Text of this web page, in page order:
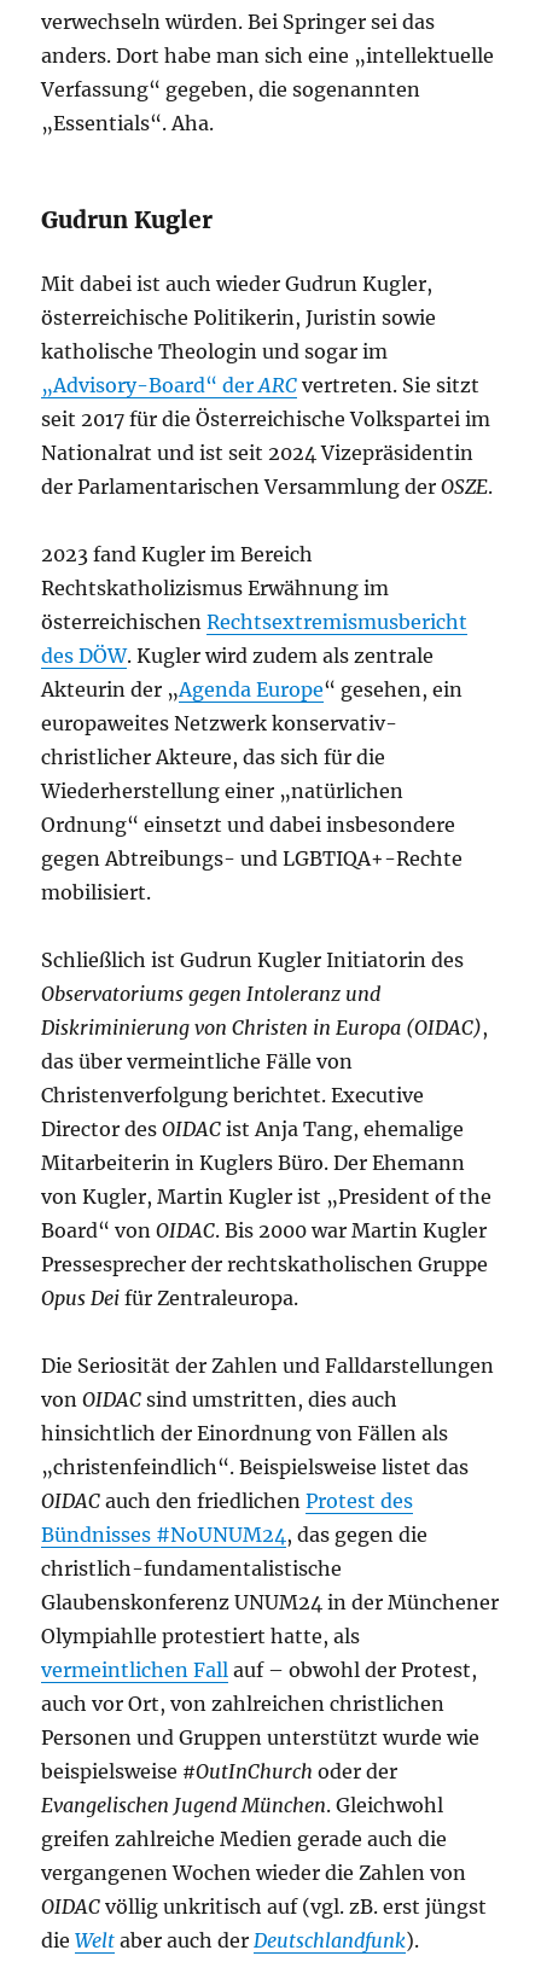
verwechseln würden. Bei Springer sei das
anders. Dort habe man sich eine „intellektuelle
Verfassung“ gegeben, die sogenannten
„Essentials“. Aha.
Gudrun Kugler
Mit dabei ist auch wieder Gudrun Kugler,
österreichische Politikerin, Juristin sowie
katholische Theologin und sogar im
„Advisory-Board“ derARC vertreten. Sie sitzt
seit 2017 für die Österreichische Volkspartei im
Nationalrat und ist seit 2024 Vizepräsidentin
der Parlamentarischen Versammlung derOSZE.
2023 fand Kugler im Bereich
Rechtskatholizismus Erwähnung im
österreichischenRechtsextremismusbericht
des DÖW. Kugler wird zudem als zentrale
Akteurin der „Agenda Europe“ gesehen, ein
europaweites Netzwerk konservativ-
christlicher Akteure, das sich für die
Wiederherstellung einer „natürlichen
Ordnung“ einsetzt und dabei insbesondere
gegen Abtreibungs- und LGBTIQA+-Rechte
mobilisiert.
Schließlich ist Gudrun Kugler Initiatorin des
Observatoriums gegen Intoleranz und
Diskriminierung von Christen in Europa (OIDAC),
das über vermeintliche Fälle von
Christenverfolgung berichtet. Executive
Director desOIDAC ist Anja Tang, ehemalige
Mitarbeiterin in Kuglers Büro. Der Ehemann
von Kugler, Martin Kugler ist „President of the
Board“ vonOIDAC. Bis 2000 war Martin Kugler
Pressesprecher der rechtskatholischen Gruppe
Opus Dei für Zentraleuropa.
Die Seriosität der Zahlen und Falldarstellungen
vonOIDAC sind umstritten, dies auch
hinsichtlich der Einordnung von Fällen als
„christenfeindlich“. Beispielsweise listet das
OIDAC auch den friedlichenProtest des
Bündnisses #NoUNUM24 , das gegen die
christlich-fundamentalistische
Glaubenskonferenz UNUM24 in der Münchener
Olympiahlle protestiert hatte, als
vermeintlichen Fall auf – obwohl der Protest,
auch vor Ort, von zahlreichen christlichen
Personen und Gruppen unterstützt wurde wie
beispielsweise #OutInChurch oder der
Evangelischen Jugend München. Gleichwohl
greifen zahlreiche Medien gerade auch die
vergangenen Wochen wieder die Zahlen von
OIDAC völlig unkritisch auf (vgl. zB. erst jüngst
dieWelt aber auch der Deutschlandfunk).